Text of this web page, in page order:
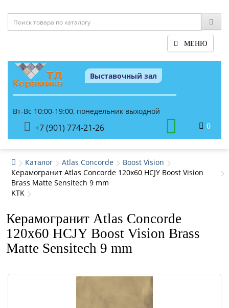
МЕНЮ
Выставочный зал
Вт-Вс 10:00-19:00, понедельник выходной
+7 (901) 774-21-26 0
Каталог Atlas Concorde
Boost Vision
Керамогранит Atlas Concorde 120x60 HCJY Boost Vision
Brass Matte Sensitech 9 mm
KTK
Керамогранит Atlas Concorde
120x60 HCJY Boost Vision Brass
Matte Sensitech 9 mm